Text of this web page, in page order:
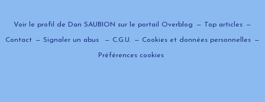
Voir le profil de Dan SAUBION sur le portail Overblog Top articles
Contact Signaler un abus C.G.U. Cookies et données personnelles
Préférences cookies